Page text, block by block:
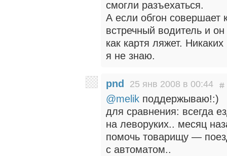
смогли разъехаться.
А если обгон совершает
встречный водитель и
как картя ляжет.
я не знаю.
pnd 25 янв 2008 в 00:44
@melik поддержываю!:)
для сравнения: всегда
на леворуких.. месяц
помочь товарищу —
с автоматом..